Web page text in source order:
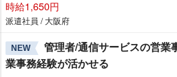
時給1,650円
派遣社員 / 大阪府
NEW
管理者/通信サービスの営業
業事務経験が活かせる